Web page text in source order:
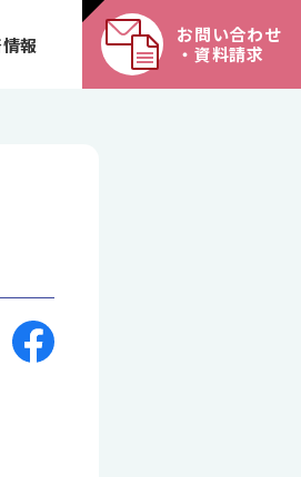
報
お問い合わせ
・資料請求